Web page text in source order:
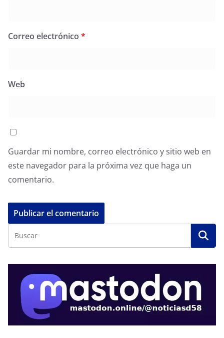
Correo electrónico *
Web
Guardar mi nombre, correo electrónico y sitio web en
este navegador para la próxima vez que haga un
comentario.